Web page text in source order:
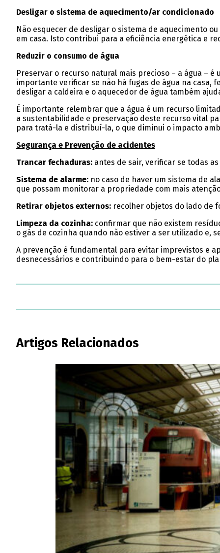
Desligar o sistema de aquecimento/ar condicionado
Não esquecer de desligar o sistema de aquecimento
em casa. Isto contribui para a eficiência energética e
Reduzir o consumo de água
Preservar o recurso natural mais precioso – a água –
importante verificar se não há fugas de água na casa,
desligar a caldeira e o aquecedor de água também
É importante relembrar que a água é um recurso
a sustentabilidade e preservação deste recurso vital
para tratá-la e distribuí-la, o que diminui o impacto
Segurança e Prevenção de acidentes
Trancar fechaduras:antes de sair, verificar se todas
Sistema de alarme:no caso de haver um sistema de
que possam monitorar a propriedade com mais
Retirar objetos externos:recolher objetos do lado de
Limpeza da cozinha:confirmar que não existem
o gás de cozinha quando não estiver a ser utilizado e,
A prevenção é fundamental para evitar imprevistos e
desnecessários e contribuindo para o bem-estar do
Artigos Relacionados